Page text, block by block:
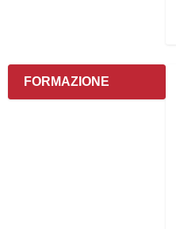
FORMAZIONE